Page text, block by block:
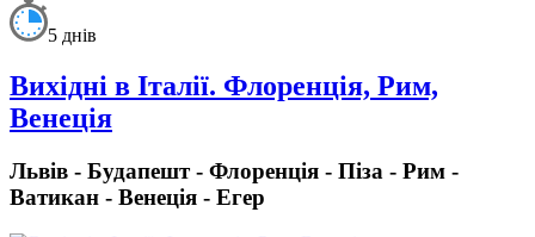
5 днів
Вихідні в Італії. Флоренція, Рим,
Венеція
Львів - Будапешт - Флоренція - Піза - Рим -
Ватикан - Венеція - Егер